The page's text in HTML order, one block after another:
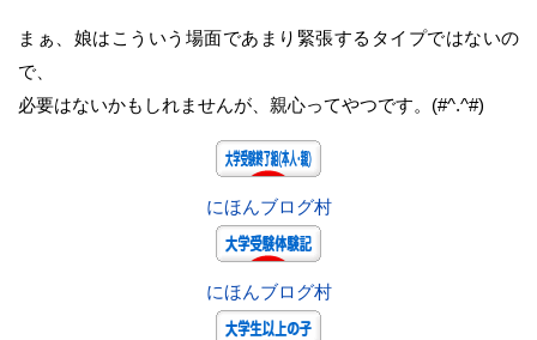
まぁ、娘はこういう場面であまり緊張するタイプではないの
で、
必要はないかもしれませんが、親心ってやつです。(#^.^#)
にほんブログ村
にほんブログ村